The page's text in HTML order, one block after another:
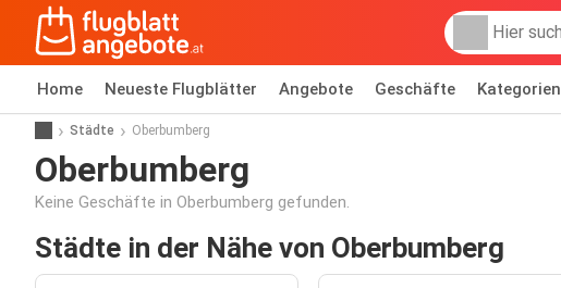
Home Neueste Flugblätter Angebote Geschäfte Kategorien
Städte Oberbumberg
Oberbumberg
Keine Geschäfte in Oberbumberg gefunden.
Städte in der Nähe von Oberbumberg